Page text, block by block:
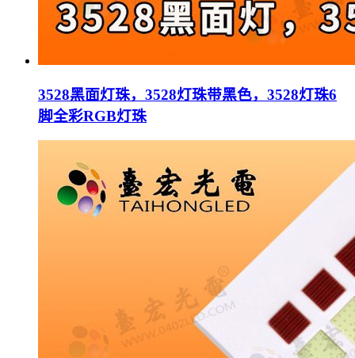
3528黑面灯珠，3528灯珠带黑色，3528灯珠6
脚全彩RGB灯珠